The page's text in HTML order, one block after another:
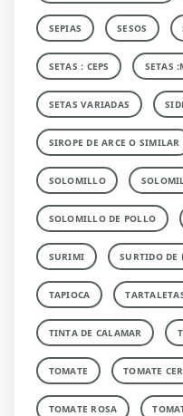
SEPIAS SESOS
SETAS : CEPS SETAS
SETAS VARIADAS
SIROPE DE ARCE O SIMILAR
SOLOMILLO
SOLOMILLO DE POLLO
SURIMI SURTIDO DE
TAPIOCA
TINTA DE CALAMAR
TOMATE TOMATE
TOMATE ROSA